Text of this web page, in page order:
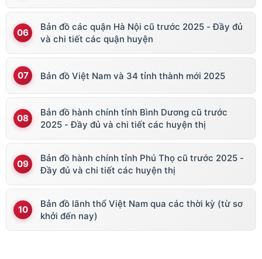
Bản đồ các quận Hà Nội cũ trước 2025 - Đầy đủ
và chi tiết các quận huyện
Bản đồ Việt Nam và 34 tỉnh thành mới 2025
Bản đồ hành chính tỉnh Bình Dương cũ trước
2025 - Đầy đủ và chi tiết các huyện thị
Bản đồ hành chính tỉnh Phú Thọ cũ trước 2025 -
Đầy đủ và chi tiết các huyện thị
Bản đồ lãnh thổ Việt Nam qua các thời kỳ (từ sơ
khởi đến nay)